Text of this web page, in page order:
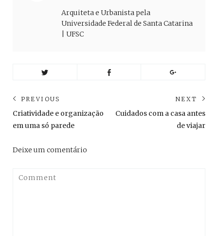
Arquiteta e Urbanista pela
Universidade Federal de Santa Catarina
| UFSC
Navegação
de
Post
PREVIOUS
Previous
Criatividade e organização
em uma só parede
NEXT
Cuidados com a casa antes
de viajar
Deixe um comentário